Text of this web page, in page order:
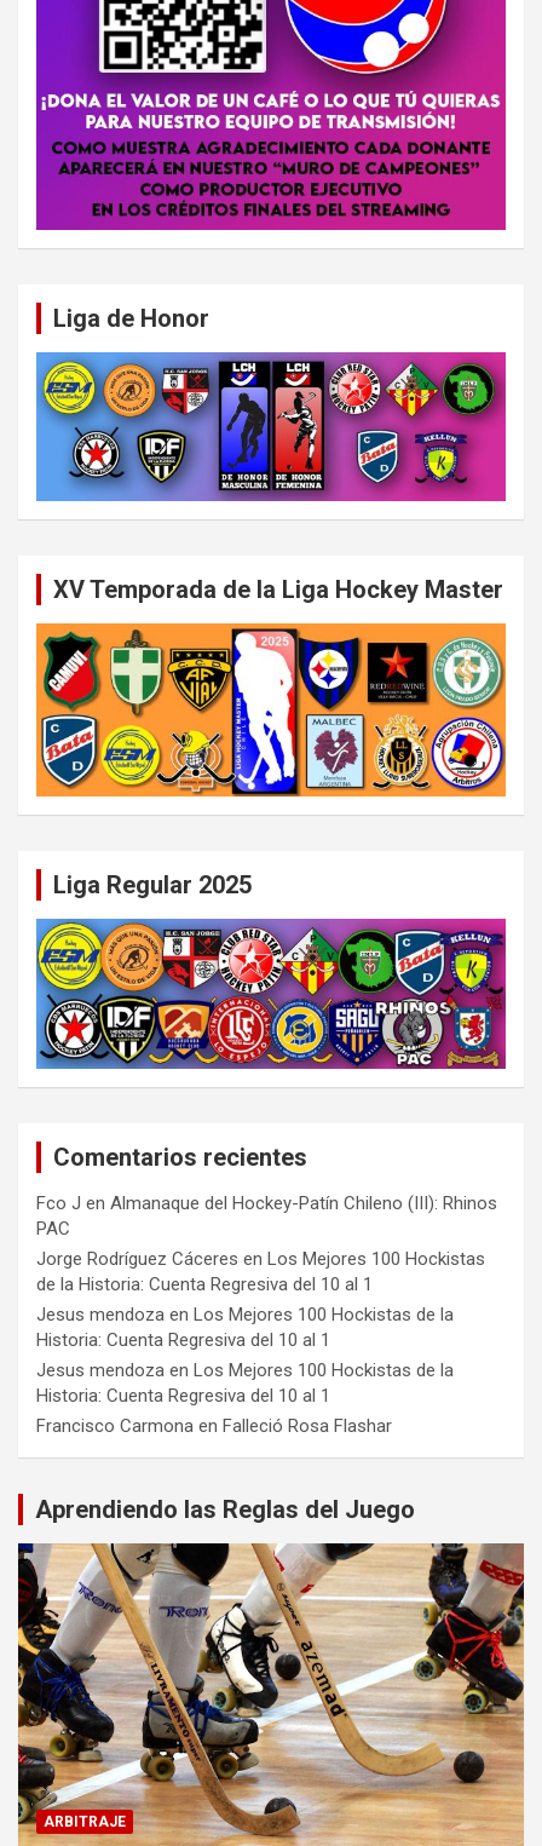
Liga de Honor
XV Temporada de la Liga Hockey Master
Liga Regular 2025
Comentarios recientes
Fco J en Almanaque del Hockey-Patín Chileno (III): Rhinos
PAC
Jorge Rodríguez Cáceres en Los Mejores 100 Hockistas
de la Historia: Cuenta Regresiva del 10 al 1
Jesus mendoza en Los Mejores 100 Hockistas de la
Historia: Cuenta Regresiva del 10 al 1
Jesus mendoza en Los Mejores 100 Hockistas de la
Historia: Cuenta Regresiva del 10 al 1
Francisco Carmona en Falleció Rosa Flashar
Aprendiendo las Reglas del Juego
ARBITRAJE